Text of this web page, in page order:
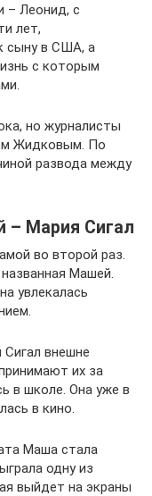
– Леонид, с
лет,
сыну в США, а
с которым
но журналисты
Жидковым. По
развода между
– Мария Сигал
во второй раз.
Машей.
увлекалась
внешне
их за
в школе. Она уже в
в кино.
Маша стала
одну из
выйдет на экраны